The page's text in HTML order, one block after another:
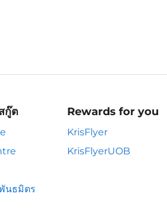
กู๊ต
นธมิตร
Rewards for you
KrisFlyer
KrisFlyerUOB